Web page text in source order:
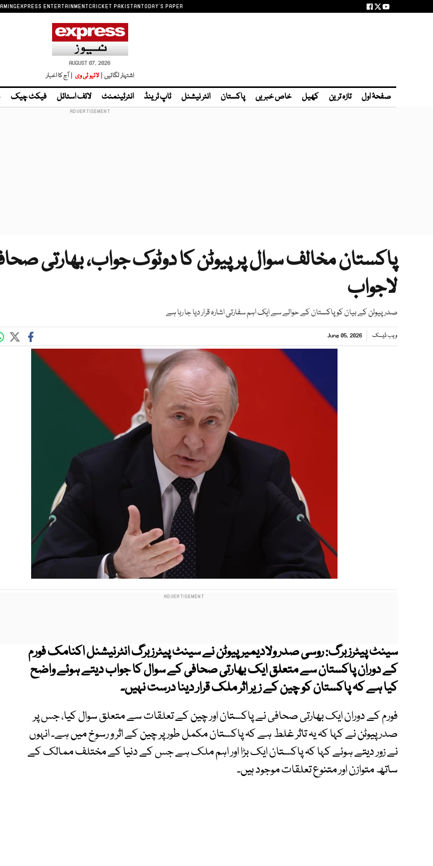
EXPRESS ENTERTAINMENTCRICKET PAKISTANTODAY'S PAPER
AUGUST 07, 2026
اشتہار لگائیں | لائیو ٹی وی | آج کا اخبار
صفحۂ اول تازہ ترین کھیل خاص خبریں پاکستان انٹر نیشنل ٹاپ ٹرینڈ انٹرٹینمنٹ لائف اسٹائل فیکٹ چیک
پاکستان مخالف سوال پر پیوٹن کا دوٹوک جواب، بھارتی
لاجواب
صدر پیوٹن کے بیان کو پاکستان کے حوالے سے ایک اہم سفارتی اشارہ قرار دیا جا رہا ہے
ویب ڈیسک June 05, 2026
سینٹ پیٹرزبرگ: روسی صدر ولادیمیر پیوٹن نے سینٹ پیٹرزبرگ انٹرنیشنل اکنامک فورم
کے دوران پاکستان سے متعلق ایک بھارتی صحافی کے سوال کا جواب دیتے ہوئے واضح
کیا ہے کہ پاکستان کو چین کے زیر اثر ملک قرار دینا درست نہیں۔
فورم کے دوران ایک بھارتی صحافی نے پاکستان اور چین کے تعلقات سے متعلق سوال کیا، جس پر
صدر پیوٹن نے کہا کہ یہ تاثر غلط ہے کہ پاکستان مکمل طور پر چین کے اثر و رسوخ میں ہے۔ انہوں
نے زور دیتے ہوئے کہا کہ پاکستان ایک بڑا اور اہم ملک ہے جس کے دنیا کے مختلف ممالک کے
ساتھ متوازن اور متنوع تعلقات موجود ہیں۔